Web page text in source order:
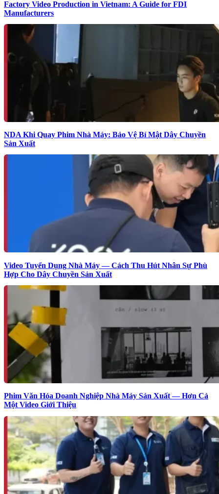
Factory Video Production in Vietnam: A Guide for FDI
Manufacturers
NDA Khi Quay Phim Nhà Máy: Bảo Vệ Bí Mật Dây Chuyền
Sản Xuất
Video Tuyển Dụng Nhà Máy — Cách Thu Hút Nhân Sự Phù
Hợp Cho Dây Chuyền Sản Xuất
Phim Văn Hóa Doanh Nghiệp Nhà Máy Sản Xuất — Hơn Cả
Một Video Giới Thiệu